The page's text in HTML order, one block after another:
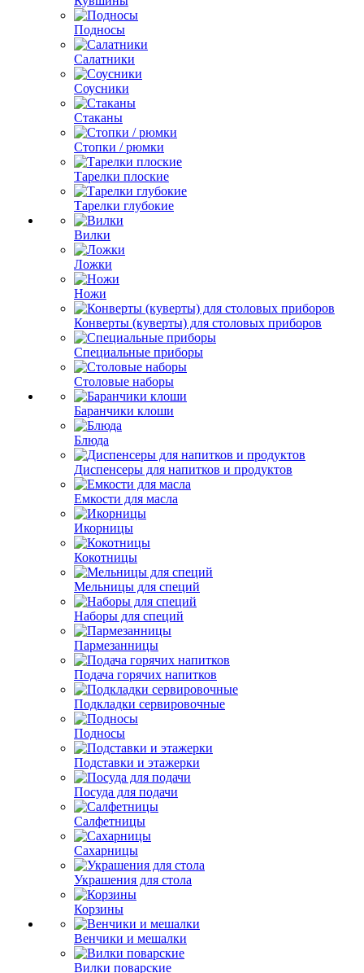
Подносы
Салатники
Соусники
Стаканы
Стопки / рюмки
Тарелки плоские
Тарелки глубокие
Вилки
Ложки
Ножи
Конверты (куверты) для столовых приборов
Специальные приборы
Столовые наборы
Баранчики клоши
Блюда
Диспенсеры для напитков и продуктов
Емкости для масла
Икорницы
Кокотницы
Мельницы для специй
Наборы для специй
Пармезанницы
Подача горячих напитков
Подкладки сервировочные
Подносы
Подставки и этажерки
Посуда для подачи
Салфетницы
Сахарницы
Украшения для стола
Корзины
Венчики и мешалки
Вилки поварские